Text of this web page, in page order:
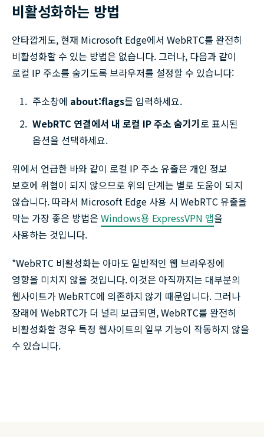
비활성화하는 방법
안타깝게도, 현재 Microsoft Edge에서 WebRTC를 완전히
비활성화할 수 있는 방법은 없습니다. 그러나, 다음과 같이
로컬 IP 주소를 숨기도록 브라우저를 설정할 수 있습니다:
주소창에 about:flags를 입력하세요.
WebRTC 연결에서 내 로컬 IP 주소 숨기기로 표시된
옵션을 선택하세요.
위에서 언급한 바와 같이 로컬 IP 주소 유출은 개인 정보
보호에 위협이 되지 않으므로 위의 단계는 별로 도움이 되지
않습니다. 따라서 Microsoft Edge 사용 시 WebRTC 유출을
막는 가장 좋은 방법은 Windows용 ExpressVPN 앱을
사용하는 것입니다.
*WebRTC 비활성화는 아마도 일반적인 웹 브라우징에
영향을 미치지 않을 것입니다. 이것은 아직까지는 대부분의
웹사이트가 WebRTC에 의존하지 않기 때문입니다. 그러나
장래에 WebRTC가 더 널리 보급되면, WebRTC를 완전히
비활성화할 경우 특정 웹사이트의 일부 기능이 작동하지 않을
수 있습니다.